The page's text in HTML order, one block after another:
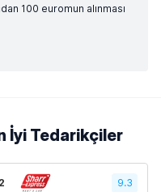
100 euromun alınması
İyi Tedarikçiler
2 9.3